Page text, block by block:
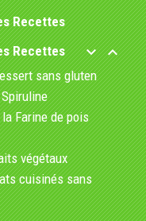
Recettes
Recettes

sans gluten
Farine de pois
végétaux
cuisinés sans